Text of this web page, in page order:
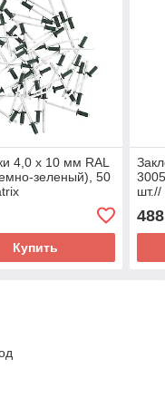
4,0 х 10 мм RAL
зеленый), 50
Купить
488